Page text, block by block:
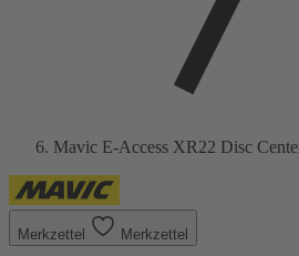
Mavic E-Access XR22 Disc
Merkzettel Merkzettel